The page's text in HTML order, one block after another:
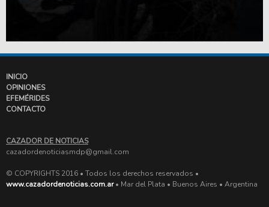
INICIO
OPINIONES
EFEMÉRIDES
CONTACTO
CAZADOR DE NOTICIAS
cazadordenoticiasmdp@gmail.com
© COPYRIGHTS 2016 • Todos los derechos reservados •
www.cazadordenoticias.com.ar• Mar del Plata • Buenos Aires • Argentina